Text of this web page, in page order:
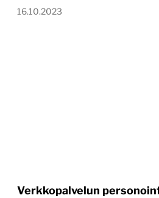
16.10.2023
Verkkopalvelun